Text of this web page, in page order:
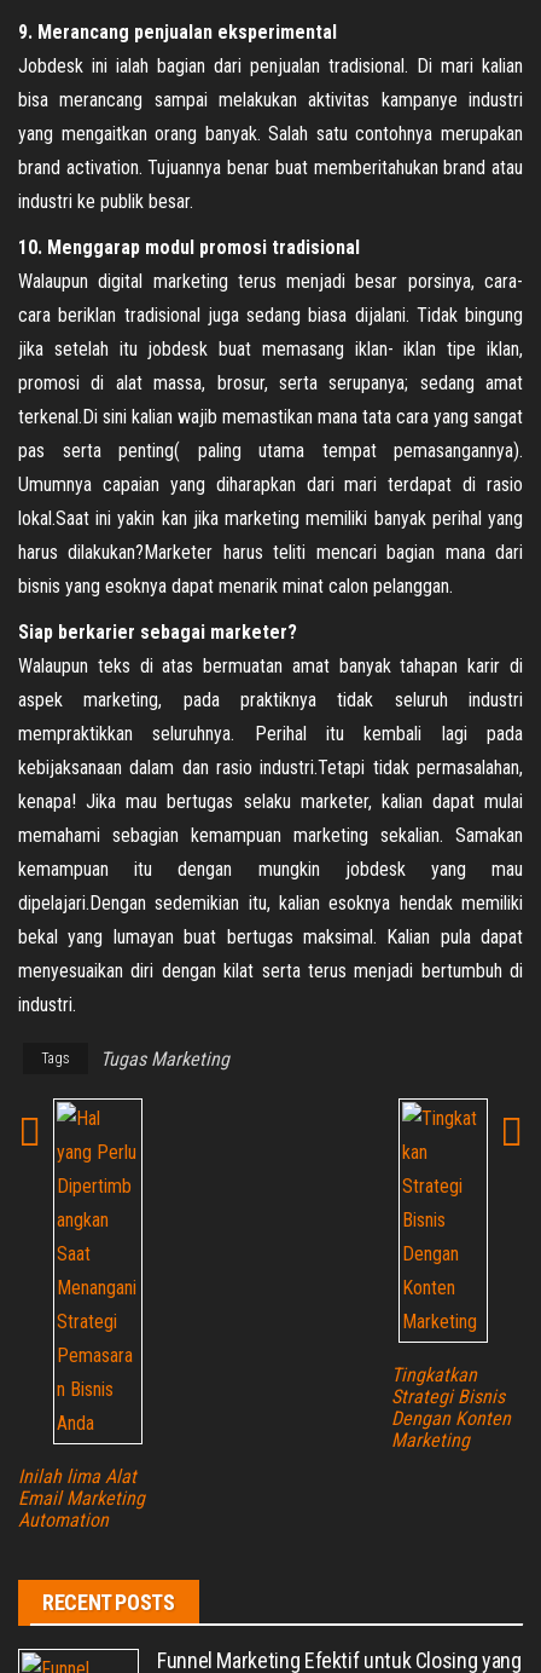
9. Merancang penjualan eksperimental
Jobdesk ini ialah bagian dari penjualan tradisional. Di mari kalian
bisa merancang sampai melakukan aktivitas kampanye industri
yang mengaitkan orang banyak. Salah satu contohnya merupakan
brand activation. Tujuannya benar buat memberitahukan brand atau
industri ke publik besar.
10. Menggarap modul promosi tradisional
Walaupun digital marketing terus menjadi besar porsinya, cara-
cara beriklan tradisional juga sedang biasa dijalani. Tidak bingung
jika setelah itu jobdesk buat memasang iklan- iklan tipe iklan,
promosi di alat massa, brosur, serta serupanya; sedang amat
terkenal.Di sini kalian wajib memastikan mana tata cara yang sangat
pas serta penting( paling utama tempat pemasangannya).
Umumnya capaian yang diharapkan dari mari terdapat di rasio
lokal.Saat ini yakin kan jika marketing memiliki banyak perihal yang
harus dilakukan?Marketer harus teliti mencari bagian mana dari
bisnis yang esoknya dapat menarik minat calon pelanggan.
Siap berkarier sebagai marketer?
Walaupun teks di atas bermuatan amat banyak tahapan karir di
aspek marketing, pada praktiknya tidak seluruh industri
mempraktikkan seluruhnya. Perihal itu kembali lagi pada
kebijaksanaan dalam dan rasio industri.Tetapi tidak permasalahan,
kenapa! Jika mau bertugas selaku marketer, kalian dapat mulai
memahami sebagian kemampuan marketing sekalian. Samakan
kemampuan itu dengan mungkin jobdesk yang mau
dipelajari.Dengan sedemikian itu, kalian esoknya hendak memiliki
bekal yang lumayan buat bertugas maksimal. Kalian pula dapat
menyesuaikan diri dengan kilat serta terus menjadi bertumbuh di
industri.
Tags Tugas Marketing
Inilah lima Alat
Email Marketing
Automation
Tingkatkan
Strategi Bisnis
Dengan Konten
Marketing
RECENT POSTS
Funnel Marketing Efektif untuk Closing yang